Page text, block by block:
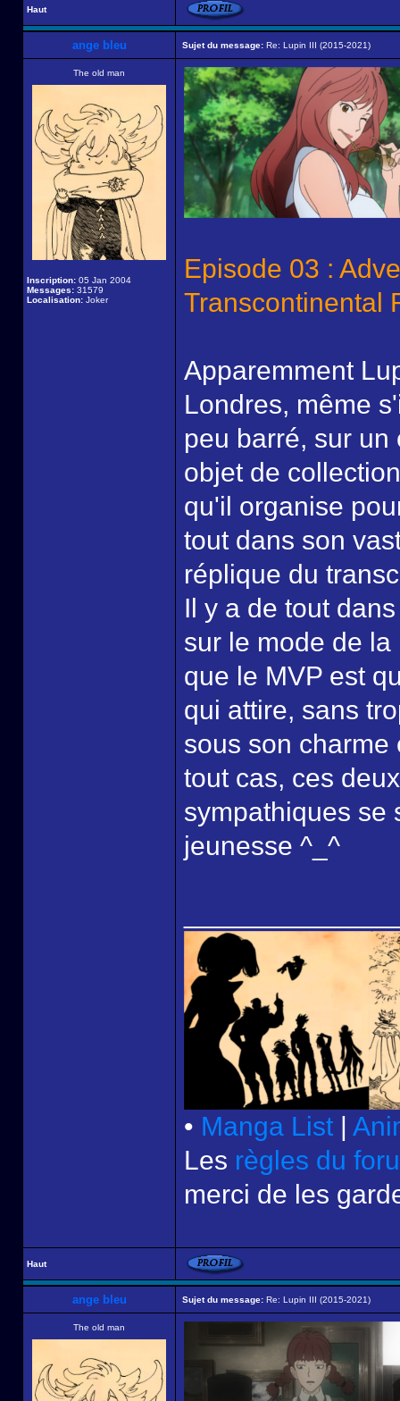
Haut
ange bleu Sujet du message: Re: Lupin III (2015-2021)
The old man
Inscription: 05 Jan 2004
Messages: 31579
Localisation: Joker
Episode 03 :
Transcontinental
Apparemment
Londres, même
peu barré, sur
objet de
qu'il organise
tout dans son
réplique du
Il y a de tout
sur le mode de
que le MVP est
qui attire, sans
sous son charme
tout cas, ces
sympathiques se
jeunesse ^_^
• Manga List |
Les règles du
merci de les
Haut
ange bleu Sujet du message: Re: Lupin III (2015-2021)
The old man